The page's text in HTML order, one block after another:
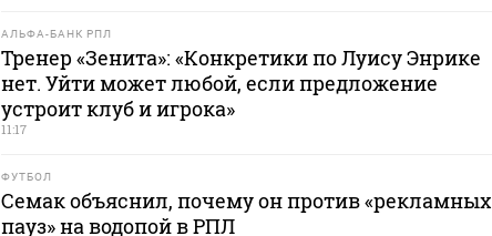
АЛЬФА-БАНК РПЛ
Тренер «Зенита»: «Конкретики по Луису Энрике
нет. Уйти может любой, если предложение
устроит клуб и игрока»
11:17
ФУТБОЛ
Семак объяснил, почему он против «рекламных
пауз» на водопой в РПЛ